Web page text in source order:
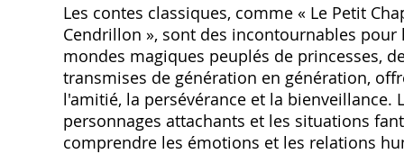
Les contes classiques, comme « Le Petit
Cendrillon », sont des incontournables
mondes magiques peuplés de princesses,
transmises de génération en génération,
l'amitié, la persévérance et la
personnages attachants et les situations
comprendre les émotions et les relations